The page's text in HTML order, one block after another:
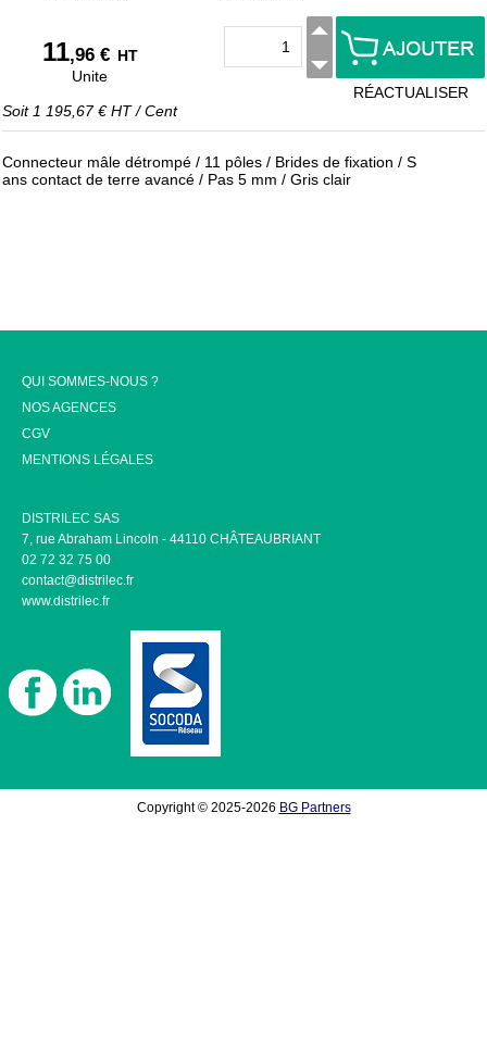
11,96 € HT
Unite
Soit 1 195,67 € HT/Cent
RÉACTUALISER
Connecteur mâle détrompé / 11 pôles / Brides de fixation / S
ans contact de terre avancé / Pas 5 mm / Gris clair
QUI SOMMES-NOUS ?
NOS AGENCES
CGV
MENTIONS LÉGALES
DISTRILEC SAS
7, rue Abraham Lincoln - 44110 CHÂTEAUBRIANT
02 72 32 75 00
contact@distrilec.fr
www.distrilec.fr
Copyright © 2025-2026 BG Partners